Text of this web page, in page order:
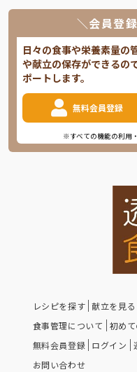
＼会員登
日々の食事や栄養素量の
や献立の保存ができるの
ポートします。
無料会員登録
※すべての機能の利用
レシピを探す 献立を見る
食事管理について
初め
無料会員登録 ログイン
お問い合わせ